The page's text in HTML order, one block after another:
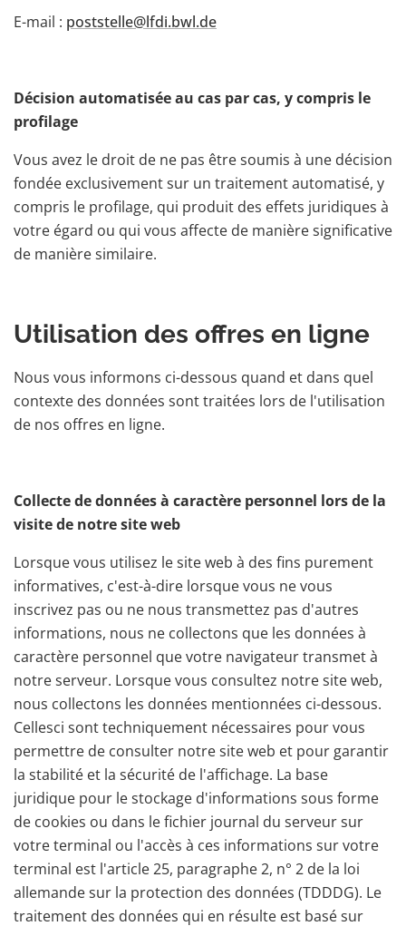
E-mail : poststelle@lfdi.bwl.de
Décision automatisée au cas par cas, y compris le
profilage
Vous avez le droit de ne pas être soumis à une décision
fondée exclusivement sur un traitement automatisé, y
compris le profilage, qui produit des effets juridiques à
votre égard ou qui vous affecte de manière significative
de manière similaire.
Utilisation des offres en ligne
Nous vous informons ci-dessous quand et dans quel
contexte des données sont traitées lors de l'utilisation
de nos offres en ligne.
Collecte de données à caractère personnel lors de la
visite de notre site web
Lorsque vous utilisez le site web à des fins purement
informatives, c'est-à-dire lorsque vous ne vous
inscrivez pas ou ne nous transmettez pas d'autres
informations, nous ne collectons que les données à
caractère personnel que votre navigateur transmet à
notre serveur. Lorsque vous consultez notre site web,
nous collectons les données mentionnées ci-dessous.
Cellesci sont techniquement nécessaires pour vous
permettre de consulter notre site web et pour garantir
la stabilité et la sécurité de l'affichage. La base
juridique pour le stockage d'informations sous forme
de cookies ou dans le fichier journal du serveur sur
votre terminal ou l'accès à ces informations sur votre
terminal est l'article 25, paragraphe 2, n° 2 de la loi
allemande sur la protection des données (TDDDG). Le
traitement des données qui en résulte est basé sur